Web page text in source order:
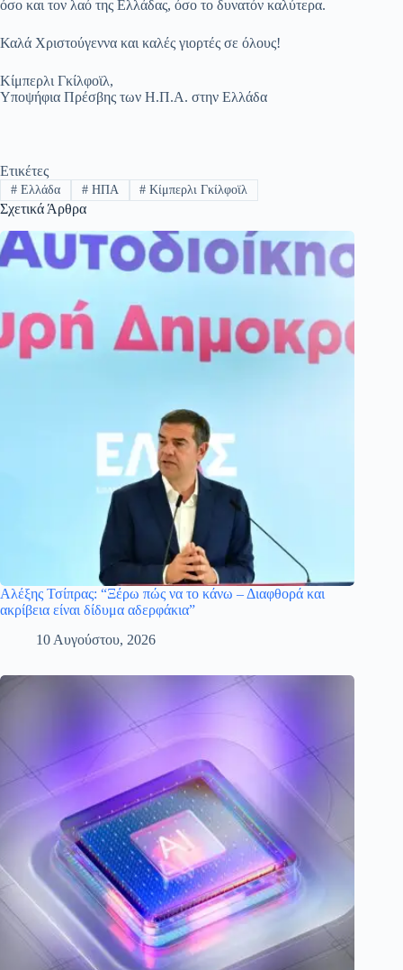
όσο και τον λαό της Ελλάδας, όσο το δυνατόν καλύτερα.
Καλά Χριστούγεννα και καλές γιορτές σε όλους!
Κίμπερλι Γκίλφοϊλ,
Υποψήφια Πρέσβης των Η.Π.Α. στην Ελλάδα
Ετικέτες
#Ελλάδα #ΗΠΑ # Κίμπερλι Γκίλφοϊλ
Σχετικά Άρθρα
Αλέξης Τσίπρας: “Ξέρω πώς να το κάνω – Διαφθορά και
ακρίβεια είναι δίδυμα αδερφάκια”
10 Αυγούστου, 2026